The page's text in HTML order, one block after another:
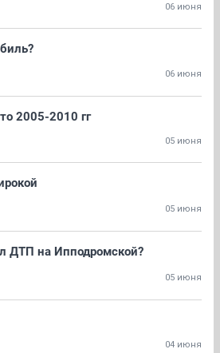
06 июня
06 июня
2005-2010 гг
05 июня
05 июня
ДТП на Ипподромской?
05 июня
04 июня